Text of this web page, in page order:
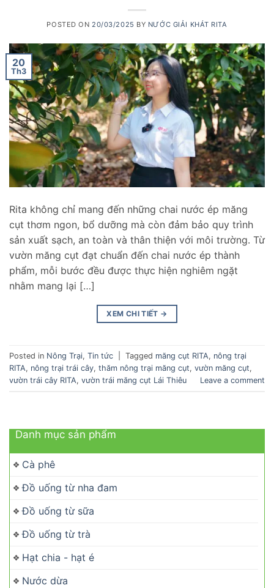
POSTED ON 20/03/2025 BY NƯỚC GIẢI KHÁT RITA
20
Th3
Rita không chỉ mang đến những chai nước ép măng
cụt thơm ngon, bổ dưỡng mà còn đảm bảo quy trình
sản xuất sạch, an toàn và thân thiện với môi trường. Từ
vườn măng cụt đạt chuẩn đến chai nước ép thành
phẩm, mỗi bước đều được thực hiện nghiêm ngặt
nhằm mang lại […]
XEM CHI TIẾT →
Posted in Nông Trại, Tin tức Tagged măng cụt RITA, nông trại
RITA, nông trại trái cây, thăm nông trại măng cụt, vườn măng cụt,
vườn trái cây RITA, vườn trái măng cụt Lái Thiêu Leave a comment
Danh mục sản phẩm
Cà phê
Đồ uống từ nha đam
Đồ uống từ sữa
Đồ uống từ trà
Hạt chia - hạt é
Nước dừa